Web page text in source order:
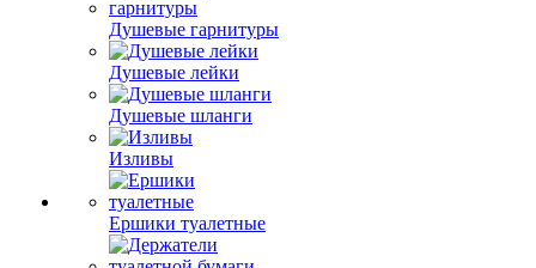
Душевые гарнитуры
Душевые лейки
Душевые шланги
Изливы
Ершики туалетные